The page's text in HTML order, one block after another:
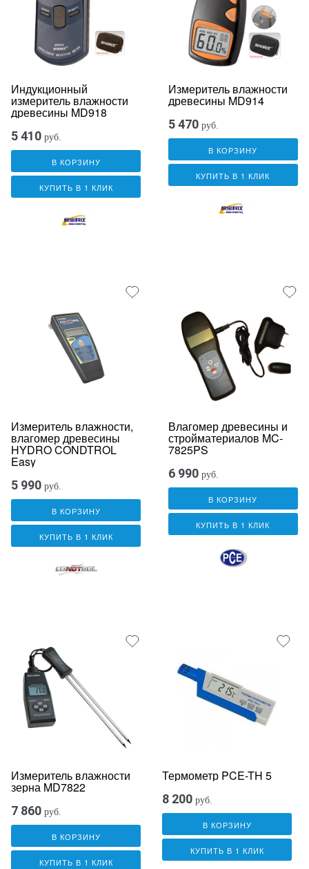
Индукционный
измеритель влажности
древесины MD918
5 410 руб.
В КОРЗИНУ
КУПИТЬ В 1 КЛИК
Измеритель влажности
древесины MD914
5 470 руб.
В КОРЗИНУ
КУПИТЬ В 1 КЛИК
Измеритель влажности,
влагомер древесины
HYDRO CONDTROL
Easy
5 990 руб.
В КОРЗИНУ
КУПИТЬ В 1 КЛИК
Влагомер древесины и
стройматериалов MC-
7825PS
6 990 руб.
В КОРЗИНУ
КУПИТЬ В 1 КЛИК
Измеритель влажности
зерна MD7822
7 860 руб.
В КОРЗИНУ
КУПИТЬ В 1 КЛИК
Термометр PCE-TH 5
8 200 руб.
В КОРЗИНУ
КУПИТЬ В 1 КЛИК